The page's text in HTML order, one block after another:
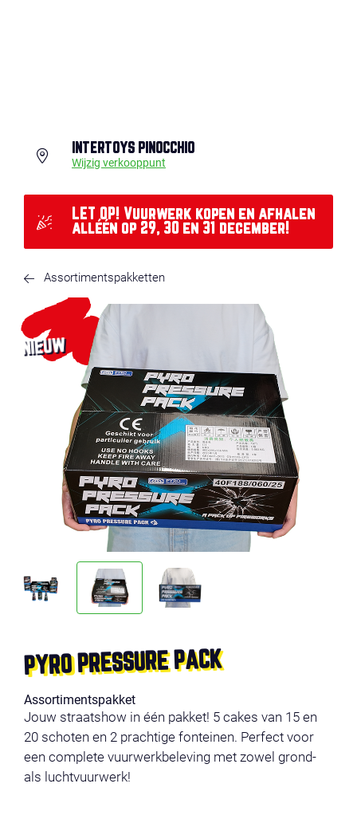
INTERTOYS PINOCCHIO
Wijzig verkooppunt
LET OP! Vuurwerk kopen en afhalen
alléén op 29, 30 en 31 december!
Assortimentspakketten
NIEUW
PYRO PRESSURE PACK
Assortimentspakket
Jouw straatshow in één pakket! 5 cakes van 15 en
20 schoten en 2 prachtige fonteinen. Perfect voor
een complete vuurwerkbeleving met zowel grond-
als luchtvuurwerk!